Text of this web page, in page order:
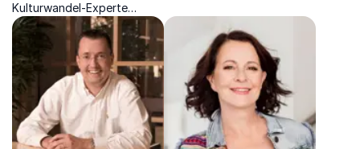
Kulturwandel-Experte
kombiniert Hirnforschung
mit Managementwissen
Kreativität & disruptiven
Mind-Reset